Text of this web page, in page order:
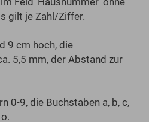
gilt je Zahl/Ziffer.
9 cm hoch, die
5,5 mm, der Abstand zur
0-9, die Buchstaben a, b, c,
o.